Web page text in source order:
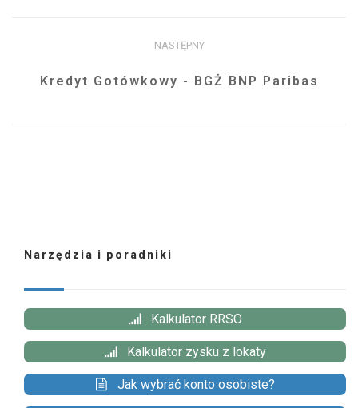
NASTĘPNY
Kredyt Gotówkowy - BGŻ BNP Paribas
Narzędzia i poradniki
Kalkulator RRSO
Kalkulator zysku z lokaty
Jak wybrać konto osobiste?